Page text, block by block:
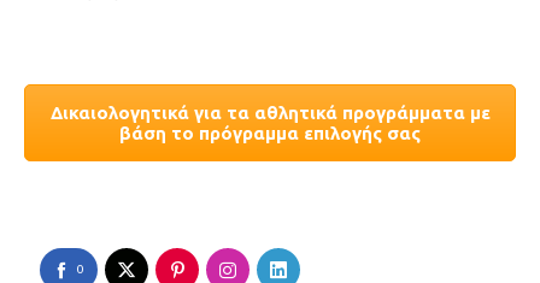
Δικαιολογητικά για τα αθλητικά προγράμματα με
βάση το πρόγραμμα επιλογής σας
0